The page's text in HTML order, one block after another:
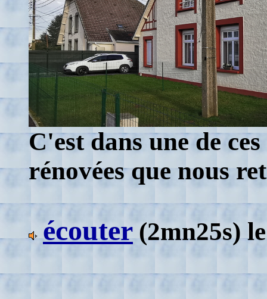
C'est dans une de
rénovées que nous
écouter (2mn25s)